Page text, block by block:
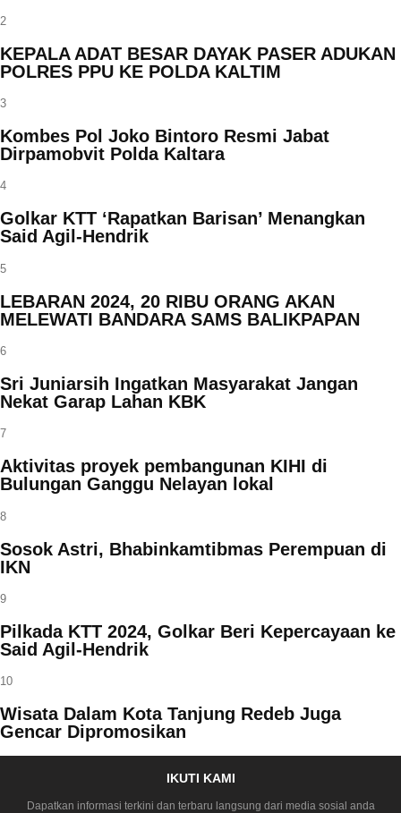
2
KEPALA ADAT BESAR DAYAK PASER ADUKAN
POLRES PPU KE POLDA KALTIM
3
Kombes Pol Joko Bintoro Resmi Jabat
Dirpamobvit Polda Kaltara
4
Golkar KTT ‘Rapatkan Barisan’ Menangkan
Said Agil-Hendrik
5
LEBARAN 2024, 20 RIBU ORANG AKAN
MELEWATI BANDARA SAMS BALIKPAPAN
6
Sri Juniarsih Ingatkan Masyarakat Jangan
Nekat Garap Lahan KBK
7
Aktivitas proyek pembangunan KIHI di
Bulungan Ganggu Nelayan lokal
8
Sosok Astri, Bhabinkamtibmas Perempuan di
IKN
9
Pilkada KTT 2024, Golkar Beri Kepercayaan ke
Said Agil-Hendrik
10
Wisata Dalam Kota Tanjung Redeb Juga
Gencar Dipromosikan
IKUTI KAMI
Dapatkan informasi terkini dan terbaru langsung dari media sosial anda